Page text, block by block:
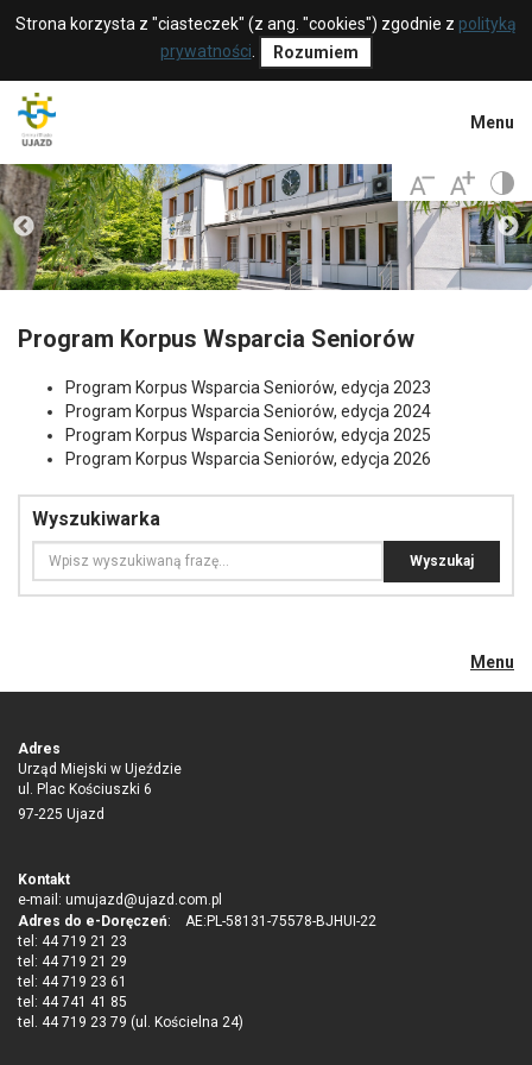
Strona korzysta z "ciasteczek" (z ang. "cookies") zgodnie z polityką
prywatności
Rozumiem
Menu
Program Korpus Wsparcia Seniorów
Program Korpus Wsparcia Seniorów, edycja 2023
Program Korpus Wsparcia Seniorów, edycja 2024
Program Korpus Wsparcia Seniorów, edycja 2025
Program Korpus Wsparcia Seniorów, edycja 2026
Wyszukiwarka
Menu
Adres
Urząd Miejski w Ujeździe
ul. Plac Kościuszki 6
97-225 Ujazd
Kontakt
e-mail: umujazd@ujazd.com.pl
Adres do e-Doręczeń: AE:PL-58131-75578-BJHUI-22
tel: 44 719 21 23
tel: 44 719 21 29
tel: 44 719 23 61
tel: 44 741 41 85
tel. 44 719 23 79 (ul. Kościelna 24)